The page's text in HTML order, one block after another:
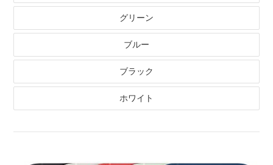
グリーン
ブルー
ブラック
ホワイト